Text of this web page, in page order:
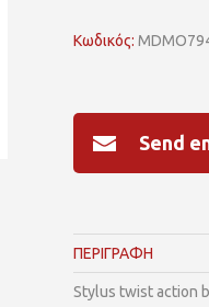
Κωδικός:
Send
ΠΕΡΙΓΡΑΦΗ
Stylus twist action